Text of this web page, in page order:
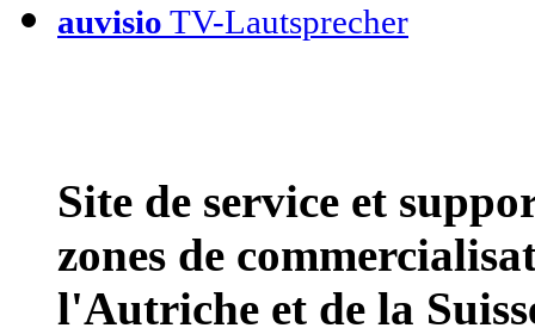
auvisio TV-Lautsprecher
Site de service et
zones de
l'Autriche et de la